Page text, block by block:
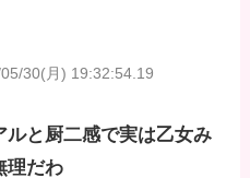
30(月) 19:32:54.19
ルと厨二感で実は乙女み
理だわ